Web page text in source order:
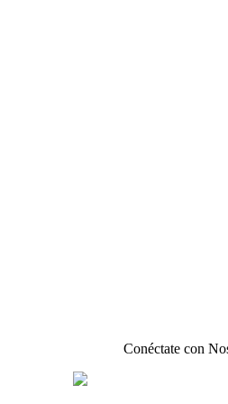
Conéctate con